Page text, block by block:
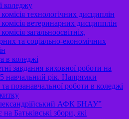
коледжу
технологічних дисциплін
ветеринарних дисципплін
загальноосвітніх,
та соціально-економічних
в коледжі
завдання виховної роботи на
навчальний рік. Напрямки
позанавчальної роботи в коледжі
АФК БНАУ”
Батьківські збори, які